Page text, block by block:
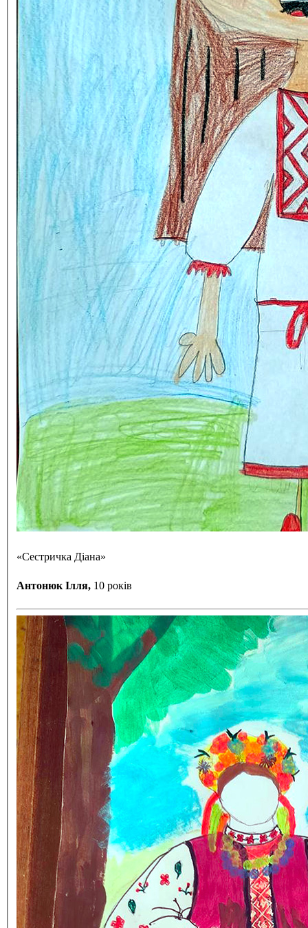
«Сестричка Діана»
Антонюк Ілля, 10 років